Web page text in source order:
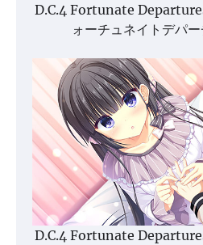
D.C.4 Fortunate
ォーチュネイトデパ
D.C.4 Fortunate